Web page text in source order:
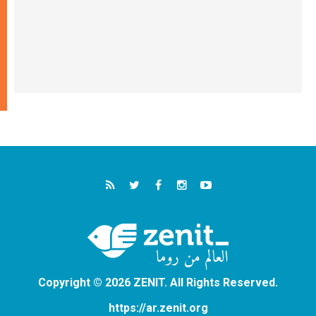
Copyright © 2026 ZENIT. All Rights Reserved.
https://ar.zenit.org